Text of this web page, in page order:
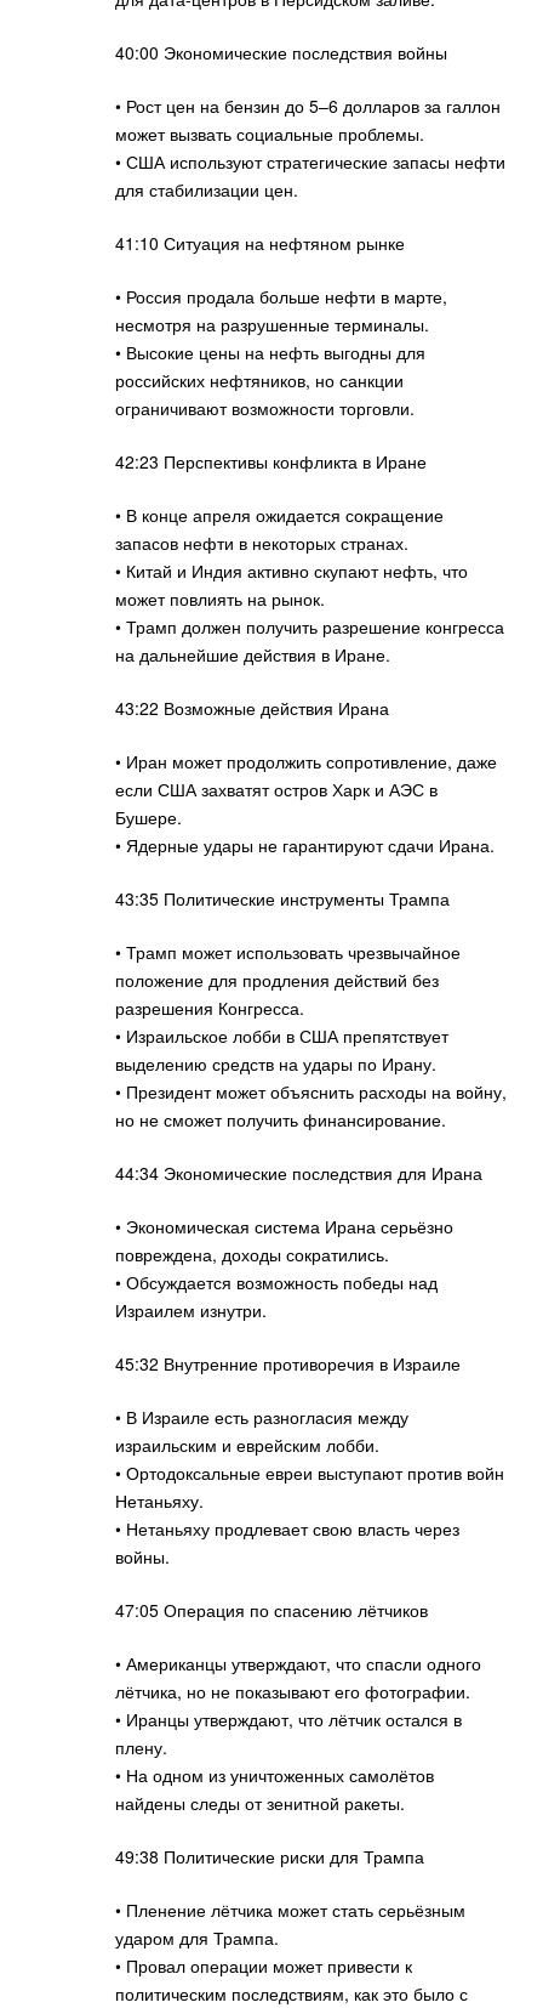
40:00 Экономические последствия войны
• Рост цен на бензин до 5–6 долларов за галлон
может вызвать социальные проблемы.
• США используют стратегические запасы нефти
для стабилизации цен.
41:10 Ситуация на нефтяном рынке
• Россия продала больше нефти в марте,
несмотря на разрушенные терминалы.
• Высокие цены на нефть выгодны для
российских нефтяников, но санкции
ограничивают возможности торговли.
42:23 Перспективы конфликта в Иране
• В конце апреля ожидается сокращение
запасов нефти в некоторых странах.
• Китай и Индия активно скупают нефть, что
может повлиять на рынок.
• Трамп должен получить разрешение конгресса
на дальнейшие действия в Иране.
43:22 Возможные действия Ирана
• Иран может продолжить сопротивление, даже
если США захватят остров Харк и АЭС в
Бушере.
• Ядерные удары не гарантируют сдачи Ирана.
43:35 Политические инструменты Трампа
• Трамп может использовать чрезвычайное
положение для продления действий без
разрешения Конгресса.
• Израильское лобби в США препятствует
выделению средств на удары по Ирану.
• Президент может объяснить расходы на войну,
но не сможет получить финансирование.
44:34 Экономические последствия для Ирана
• Экономическая система Ирана серьёзно
повреждена, доходы сократились.
• Обсуждается возможность победы над
Израилем изнутри.
45:32 Внутренние противоречия в Израиле
• В Израиле есть разногласия между
израильским и еврейским лобби.
• Ортодоксальные евреи выступают против войн
Нетаньяху.
• Нетаньяху продлевает свою власть через
войны.
47:05 Операция по спасению лётчиков
• Американцы утверждают, что спасли одного
лётчика, но не показывают его фотографии.
• Иранцы утверждают, что лётчик остался в
плену.
• На одном из уничтоженных самолётов
найдены следы от зенитной ракеты.
49:38 Политические риски для Трампа
• Пленение лётчика может стать серьёзным
ударом для Трампа.
• Провал операции может привести к
политическим последствиям, как это было с